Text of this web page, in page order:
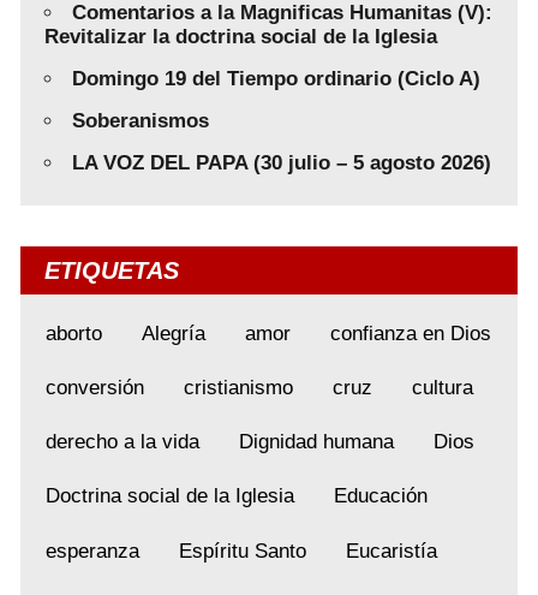
Comentarios a la Magnificas Humanitas (V):
Revitalizar la doctrina social de la Iglesia
Domingo 19 del Tiempo ordinario (Ciclo A)
Soberanismos
LA VOZ DEL PAPA (30 julio – 5 agosto 2026)
ETIQUETAS
aborto Alegría amor confianza en Dios
conversión cristianismo cruz cultura
derecho a la vida Dignidad humana Dios
Doctrina social de la Iglesia Educación
esperanza Espíritu Santo Eucaristía